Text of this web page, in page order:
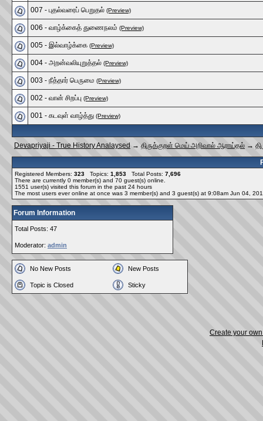
007 - புதல்வரைப் பெறுதல் (Preview)
006 - வாழ்க்கைத் துணைநலம் (Preview)
005 - இல்வாழ்க்கை (Preview)
004 - அறன்வலியுறுத்தல் (Preview)
003 - நீத்தார் பெருமை (Preview)
002 - வான் சிறப்பு (Preview)
001 - கடவுள் வாழ்த்து (Preview)
Devapriyaji - True History Analaysed → திருக்குறள் மெய் அறிவால் ஆராய்தல் →
Registered Members: 323 Topics: 1,853 Total Posts: 7,696
There are currently 0 member(s) and 70 guest(s) online
1551 user(s) visited this forum in the past 24 hours
The most users ever online at once was 3 member(s) and 3 guest(s) at 9:08am Jun 04,
Forum Information
Total Posts: 47
Moderator: admin
No New Posts New Posts
Topic is Closed Sticky
Create your